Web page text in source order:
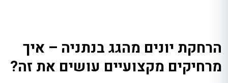
הרחקת יונים מהגג בנתניה – איך
מרחיקים מקצועיים עושים את זה?